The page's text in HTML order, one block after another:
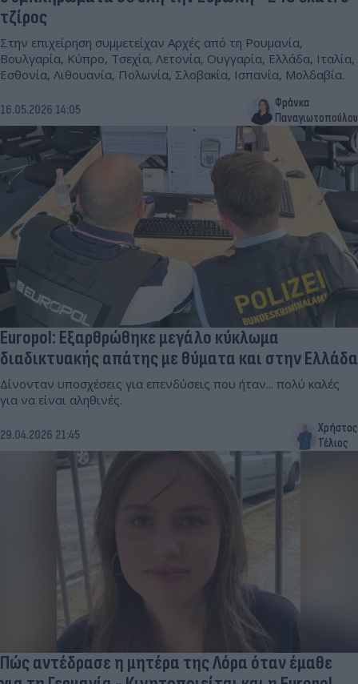
τζίρος
Στην επιχείρηση συμμετείχαν Αρχές από τη Ρουμανία,
Βουλγαρία, Κύπρο, Τσεχία, Λετονία, Ουγγαρία, Ελλάδα, Ιταλία,
Εσθονία, Λιθουανία, Πολωνία, Σλοβακία, Ισπανία, Μολδαβία.
16.05.2026 14:05
Φράνκα
Παναγιωτοπούλου
Europol: Εξαρθρώθηκε μεγάλο κύκλωμα
διαδικτυακής απάτης με θύματα και στην Ελλάδα
Δίνονταν υποσχέσεις για επενδύσεις που ήταν... πολύ καλές
για να είναι αληθινές.
29.04.2026 21:45
Χρήστος
Τέλιος
Πώς αντέδρασε η μητέρα της Λόρα όταν έμαθε